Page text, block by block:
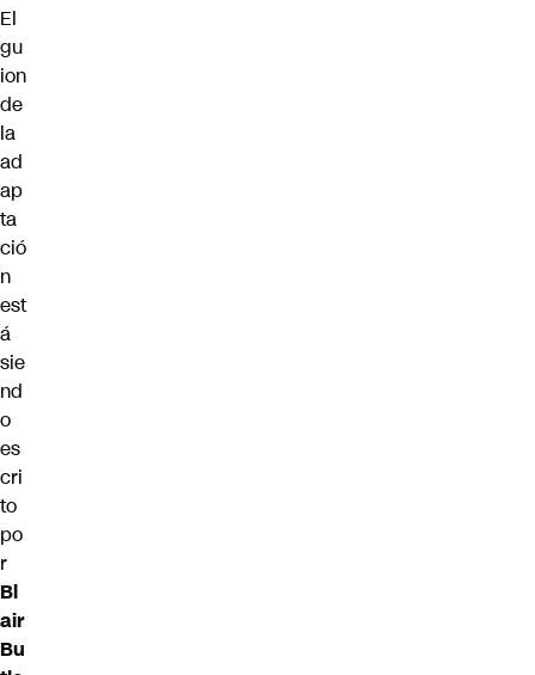
El
gu
ion
de
la
ad
ap
ta
ció
n
est
á
sie
nd
o
es
cri
to
po
r
Bl
air
Bu